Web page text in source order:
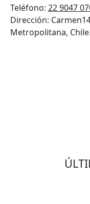
Teléfono: 22 9047
Dirección:
Metropolitana, Chile.